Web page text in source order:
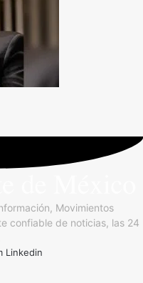
Movimientos
confiable de noticias, las 24
Linkedin